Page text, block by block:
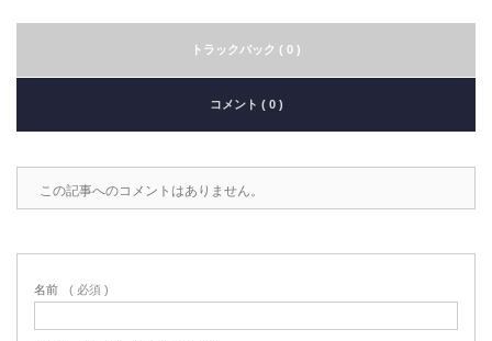
トラックバック ( 0 )
コメント ( 0 )
この記事へのコメントはありません。
名前 ( 必須 )